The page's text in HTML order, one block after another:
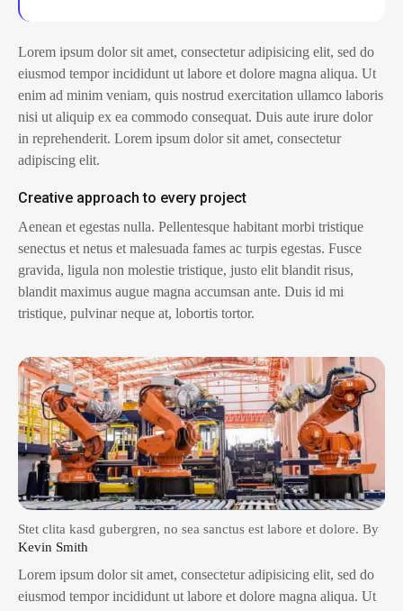
Lorem ipsum dolor sit amet, consectetur adipisicing elit, sed do
eiusmod tempor incididunt ut labore et dolore magna aliqua. Ut
enim ad minim veniam, quis nostrud exercitation ullamco laboris
nisi ut aliquip ex ea commodo consequat. Duis aute irure dolor
in reprehenderit. Lorem ipsum dolor sit amet, consectetur
adipiscing elit.
Creative approach to every project
Aenean et egestas nulla. Pellentesque habitant morbi tristique
senectus et netus et malesuada fames ac turpis egestas. Fusce
gravida, ligula non molestie tristique, justo elit blandit risus,
blandit maximus augue magna accumsan ante. Duis id mi
tristique, pulvinar neque at, lobortis tortor.
Stet clita kasd gubergren, no sea sanctus est labore et dolore. By
Kevin Smith
Lorem ipsum dolor sit amet, consectetur adipisicing elit, sed do
eiusmod tempor incididunt ut labore et dolore magna aliqua. Ut